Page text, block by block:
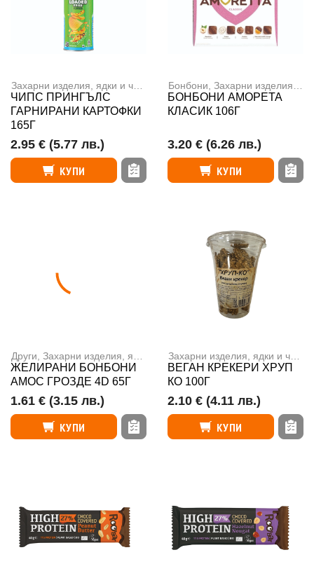
Чипс
ЧИПС ПРИНГЪЛС
ГАРНИРАНИ КАРТОФКИ
165Г
2.95 € (5.77 лв.)
КУПИ
Бонбони Захарни изделия, ядки и чипс
БОНБОНИ АМОРЕТА
КЛАСИК 106Г
3.20 € (6.26 лв.)
КУПИ
Други Захарни изделия, ядки и чипс
ЖЕЛИРАНИ БОНБОНИ
АМОС ГРОЗДЕ 4D 65Г
1.61 € (3.15 лв.)
КУПИ
ВЕГАН КРЕКЕРИ ХРУП
КО 100Г
2.10 € (4.11 лв.)
КУПИ